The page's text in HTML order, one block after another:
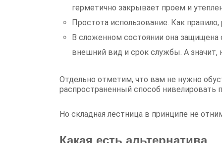
герметично закрывает проем и
Простота использование. Как
В сложенном состоянии она защищена
внешний вид и срок службы. А значит,
Отдельно отметим, что вам не нужно
распространенный способ нивелировать
Но складная лестница в принципе не
Какая есть альтернатива